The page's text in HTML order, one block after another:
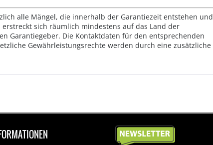
alle Mängel, die innerhalb der Garantiezeit entstehen und
sich räumlich mindestens auf das Land der
Garantiegeber. Die Kontaktdaten für den entsprechenden
Gewährleistungsrechte werden durch eine zusätzliche